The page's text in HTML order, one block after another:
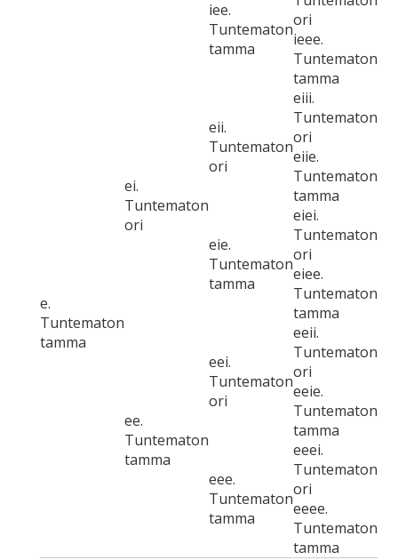
iee.
Tuntematon
tamma
ori
ieee.
Tuntematon
tamma
e.
Tuntematon
tamma
ei.
Tuntematon
ori
eii.
Tuntematon
ori
eiii.
Tuntematon
ori
eiie.
Tuntematon
tamma
eie.
Tuntematon
tamma
eiei.
Tuntematon
ori
eiee.
Tuntematon
tamma
ee.
Tuntematon
tamma
eei.
Tuntematon
ori
eeii.
Tuntematon
ori
eeie.
Tuntematon
tamma
eee.
Tuntematon
tamma
eeei.
Tuntematon
ori
eeee.
Tuntematon
tamma